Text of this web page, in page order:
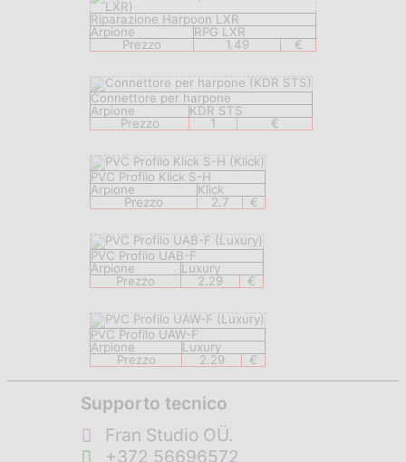
Riparazione Harpoon LXR
Arpione
RPG LXR
Prezzo
1.49 €
Connettore per harpone
Arpione
KDR STS
Prezzo
1 €
PVC Profilo Klick S-H
Arpione
Klick
Prezzo
2.7 €
PVC Profilo UAB-F
Arpione
Luxury
Prezzo
2.29 €
PVC Profilo UAW-F
Arpione
Luxury
Prezzo
2.29 €
Supporto tecnico
Fran Studio OÜ.
+372 56696572